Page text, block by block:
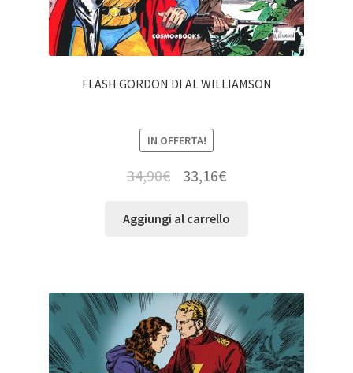
FLASH GORDON DI AL WILLIAMSON
IN OFFERTA!
34,90€ 33,16€
Aggiungi al carrello